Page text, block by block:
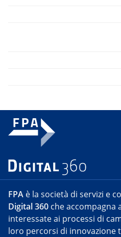
FPA è la società di servizi e
Digital 360 che accompagna
interessate ai processi di
loro percorsi di innovazione